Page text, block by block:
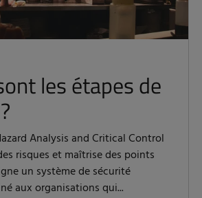
les étapes de
Analysis and Critical Control
risques et maîtrise des points
un système de sécurité
aux organisations qui...